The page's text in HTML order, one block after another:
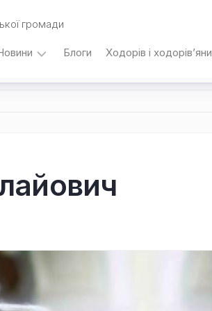
громади
Блоги Ходорів і ходорів’яни
під
Думки